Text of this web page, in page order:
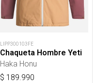
LIPP300103FE
Chaqueta Hombre Yeti
Haka Honu
$ 189.990